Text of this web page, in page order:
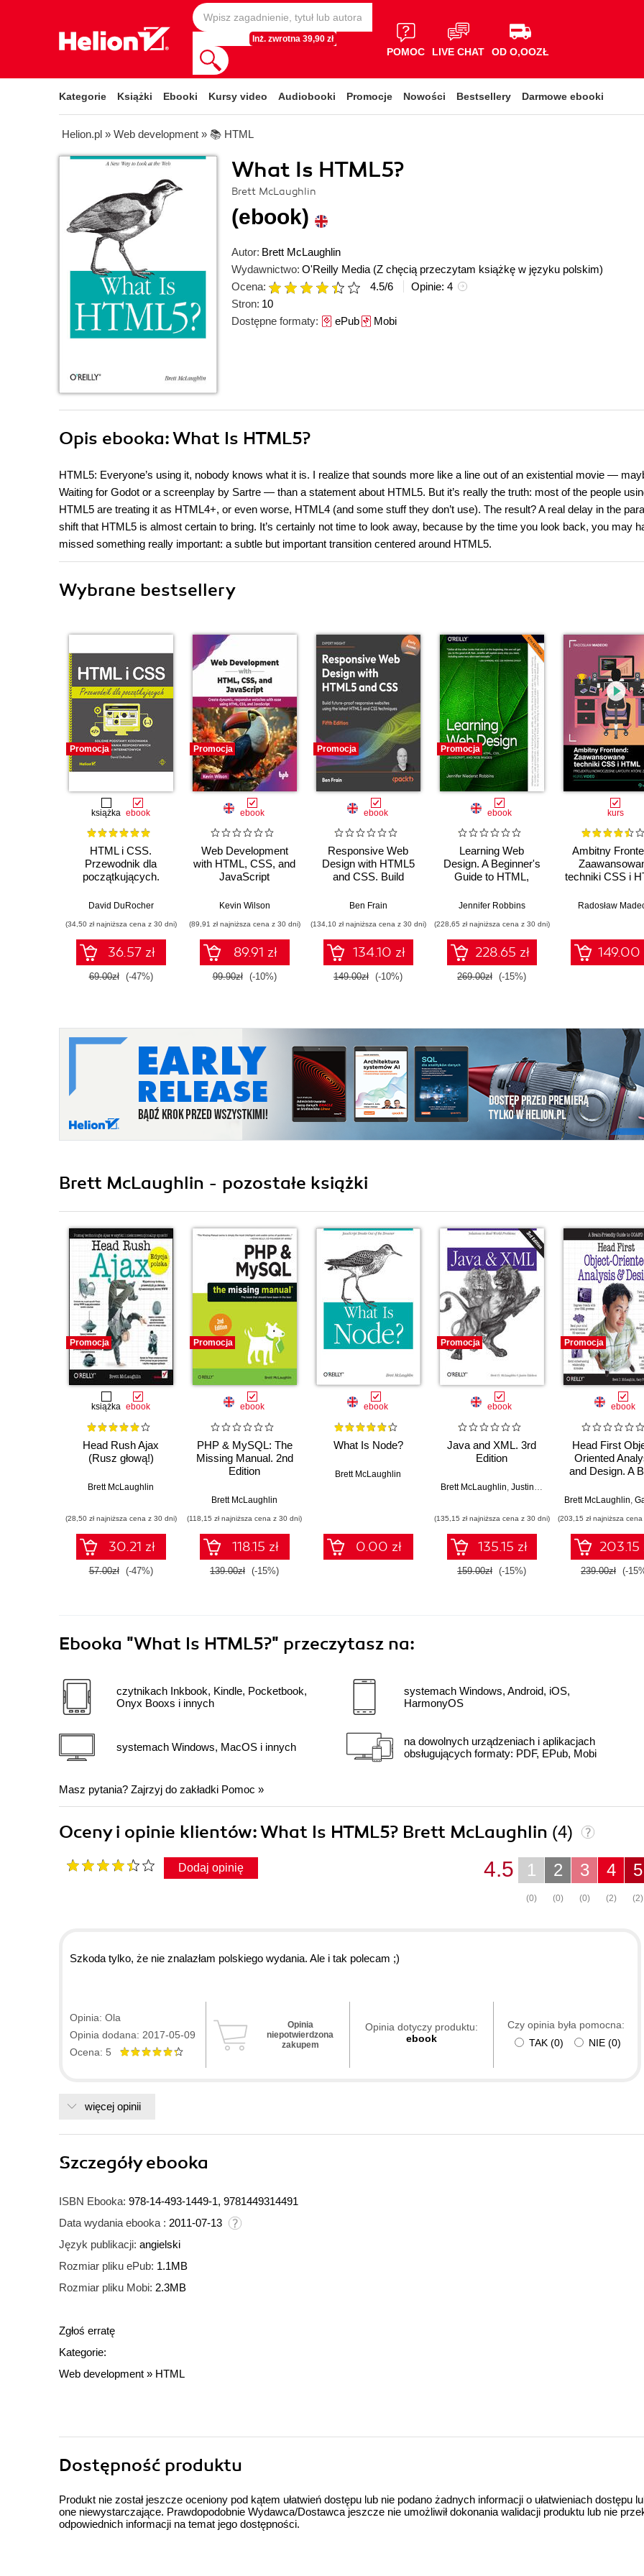
Inż. zwrotna 39,90 zł
POMOC LIVE CHAT OD O,OOZŁ
Kategorie Książki Ebooki Kursy video Audiobooki Promocje Nowości Bestsellery Darmowe ebooki
Helion.pl » Web development » 📚 HTML
What Is HTML5?
Brett McLaughlin
(ebook)
Autor: Brett McLaughlin
Wydawnictwo: O'Reilly Media (Z chęcią przeczytam książkę w języku polskim)
Ocena:
4.5/6 Opinie: 4
Stron: 10
Dostępne formaty: ePubMobi
Opis ebooka: What Is HTML5?
HTML5: Everyone’s using it, nobody knows what it is. I realize that sounds more like a line out of an existential movie —
Waiting for Godot or a screenplay by Sartre — than a statement about HTML5. But it’s really the truth: most of the people
HTML5 are treating it as HTML4+, or even worse, HTML4 (and some stuff they don’t use). The result? A real delay in the
shift that HTML5 is almost certain to bring. It’s certainly not time to look away, because by the time you look back, you may
missed something really important: a subtle but important transition centered around HTML5.
Wybrane bestsellery
Promocja
książka ebook
HTML i CSS.
Przewodnik dla
początkujących.
kodowania i
responsywnych stron
internetowych
David DuRocher
(34,50 zł najniższa cena z 30 dni)
36.57 zł
69.00zł (-47%)
Promocja
ebook
Web Development
with HTML, CSS, and
JavaScript
Kevin Wilson
(89,91 zł najniższa cena z 30 dni)
89.91 zł
99.90zł (-10%)
Promocja
ebook
Responsive Web
Design with HTML5
and CSS. Build
responsive websites
HTML5 and CSS
techniques - Fifth
Edition
Ben Frain
(134,10 zł najniższa cena z 30 dni)
134.10 zł
149.00zł (-10%)
Promocja
ebook
Learning Web
Design. A Beginner's
Guide to HTML,
Web Images. 6th
Jennifer Robbins
(228,65 zł najniższa cena z 30 dni)
228.65 zł
269.00zł (-15%)
kurs
Ambitny
techniki CSS i
nowoczesne
Radosław
149.00
Brett McLaughlin - pozostałe książki
Promocja
książka ebook
Head Rush Ajax
(Rusz głową!)
Brett McLaughlin
(28,50 zł najniższa cena z 30 dni)
30.21 zł
57.00zł (-47%)
Promocja
ebook
PHP & MySQL: The
Missing Manual. 2nd
Edition
Brett McLaughlin
(118,15 zł najniższa cena z 30 dni)
118.15 zł
139.00zł (-15%)
ebook
What Is Node?
Brett McLaughlin
0.00 zł
Promocja
ebook
Java and XML. 3rd
Edition
Brett McLaughlin Justin Edelson
(135,15 zł najniższa cena z 30 dni)
135.15 zł
159.00zł (-15%)
Promocja
ebook
Head First
Oriented
and Design. A
OOA&D
Brett McLaughlin Gary
(203,15 zł najniższa
203.15
239.00zł (-
Ebooka "What Is HTML5?" przeczytasz na:
czytnikach Inkbook, Kindle, Pocketbook,
Onyx Booxs i innych
systemach Windows, MacOS i innych
systemach Windows, Android, iOS,
HarmonyOS
na dowolnych urządzeniach i aplikacjach
obsługujących formaty: PDF, EPub, Mobi
Masz pytania? Zajrzyj do zakładki Pomoc »
Oceny i opinie klientów: What Is HTML5? Brett McLaughlin (4)
Dodaj opinię 5
(2)
4
(2)
3
(0)
2
(0)
1
(0)
4.5
Szkoda tylko, że nie znalazłam polskiego wydania. Ale i tak polecam ;)
Opinia: Ola
Opinia dodana: 2017-05-09
Ocena: 5
Opinia
niepotwierdzona
zakupem
Opinia dotyczy produktu:
ebook
Czy opinia była pomocna:
TAK (0) NIE (0)
więcej opinii
Szczegółyebooka
ISBN Ebooka: 978-14-493-1449-1, 9781449314491
Data wydania ebooka : 2011-07-13
Język publikacji: angielski
Rozmiar pliku ePub: 1.1MB
Rozmiar pliku Mobi: 2.3MB
Zgłoś erratę
Kategorie:
Web development » HTML
Dostępność produktu
Produkt nie został jeszcze oceniony pod kątem ułatwień dostępu lub nie podano żadnych informacji o ułatwieniach dostępu
one niewystarczające. Prawdopodobnie Wydawca/Dostawca jeszcze nie umożliwił dokonania walidacji produktu lub nie
odpowiednich informacji na temat jego dostępności.